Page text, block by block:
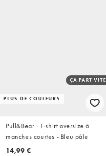
PLUS DE COULEURS
ÇA PART VITE
Pull&Bear - T-shirt oversize à
manches courtes - Bleu pâle
14,99 €